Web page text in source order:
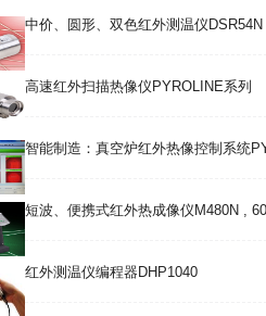
中价、圆形、双色红外测温仪
高速红外扫描热像仪PYROLINE系列
智能制造：真空炉红外热像控制系统
短波、便携式红外热成像仪M480N ,
红外测温仪编程器DHP1040